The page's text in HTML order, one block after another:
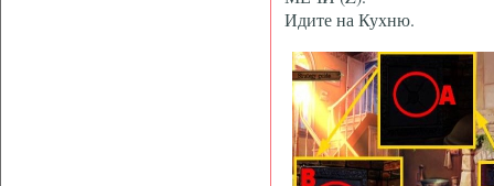
Идите на Кухню.